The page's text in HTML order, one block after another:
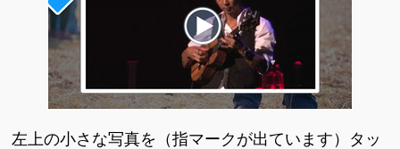
左上の小さな写真を（指マークが出ています）タッ